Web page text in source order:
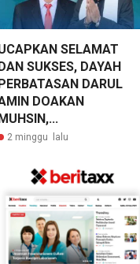
SELAMAT
SUKSES, DAYAH
DARUL
DOAKAN
2 minggu lalu